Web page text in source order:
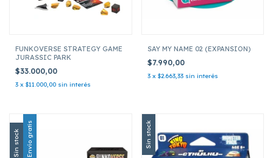
FUNKOVERSE STRATEGY GAME
JURASSIC PARK
$33.000,00
3 x $11.000,00 sin interés
SAY MY NAME 02 (EXPANSION)
$7.990,00
3 x $2.663,33 sin interés
Sin stock Envío gratis Sin stock